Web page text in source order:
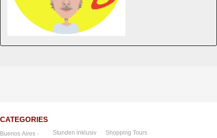
CATEGORIES
Buenos Aires -
Stunden inklusiv
Shopping Tours